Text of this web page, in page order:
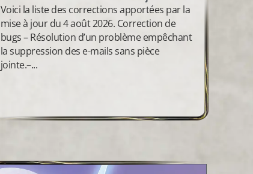
Voici la liste des corrections apportées par la
mise à jour du 4 août 2026. Correction de
bugs – Résolution d’un problème empêchant
la suppression des e-mails sans pièce
jointe.–...